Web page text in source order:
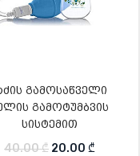
₾. ₾.
გამოსაწველი
გამოტუმბვის
სისტემით
40.00₾ Original price
20.00 ₾